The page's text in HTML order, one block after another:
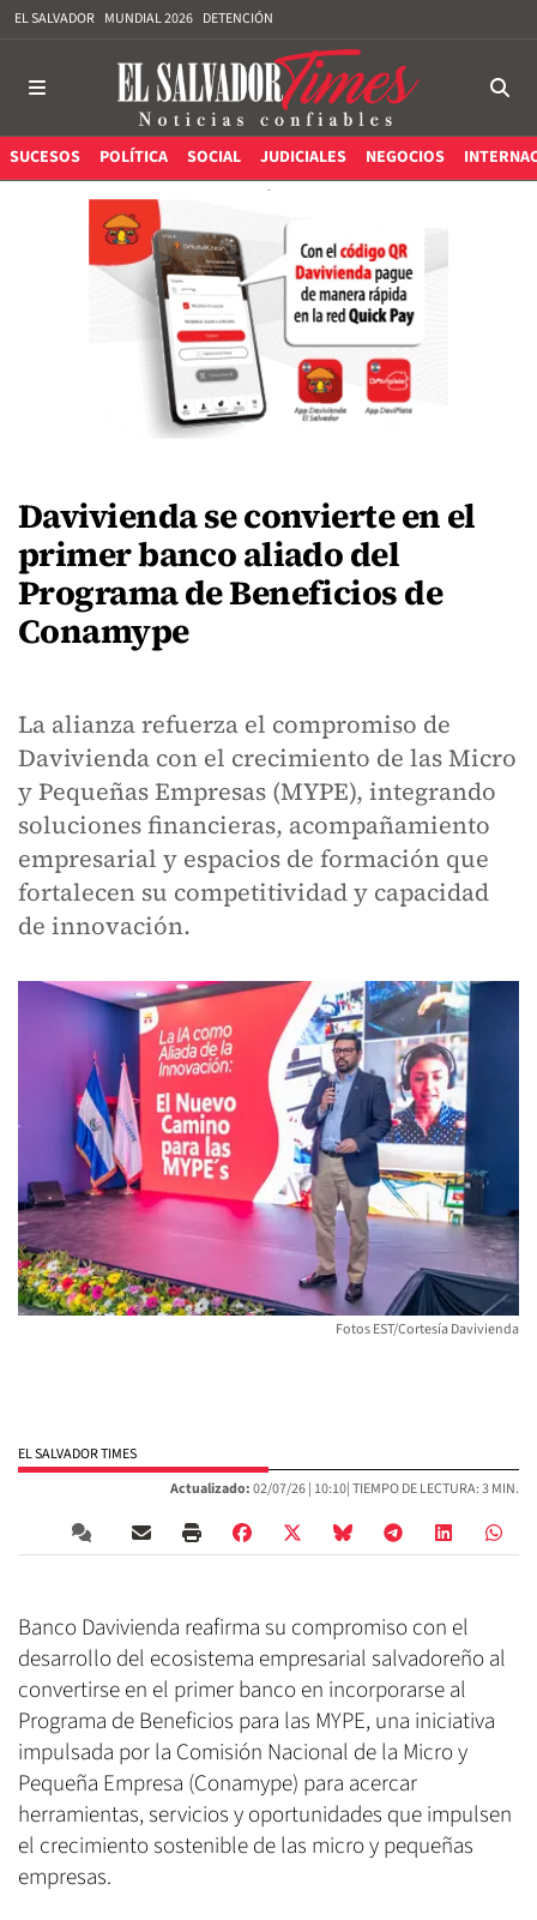
EL SALVADOR MUNDIAL 2026 DETENCIÓN
SUCESOS POLÍTICA SOCIAL JUDICIALES NEGOCIOS
Davivienda se convierte en el
primer banco aliado del
Programa de Beneficios de
Conamype
La alianza refuerza el compromiso de
Davivienda con el crecimiento de las Micro
y Pequeñas Empresas (MYPE), integrando
soluciones financieras, acompañamiento
empresarial y espacios de formación que
fortalecen su competitividad y capacidad
de innovación.
Fotos EST/Cortesía Davivienda
EL SALVADOR TIMES
Actualizado:02/07/26 | 10:10| TIEMPO DE LECTURA: 3 MIN.
Banco Davivienda reafirma su compromiso con el
desarrollo del ecosistema empresarial salvadoreño al
convertirse en el primer banco en incorporarse al
Programa de Beneficios para las MYPE, una iniciativa
impulsada por la Comisión Nacional de la Micro y
Pequeña Empresa (Conamype) para acercar
herramientas, servicios y oportunidades que impulsen
el crecimiento sostenible de las micro y pequeñas
empresas.